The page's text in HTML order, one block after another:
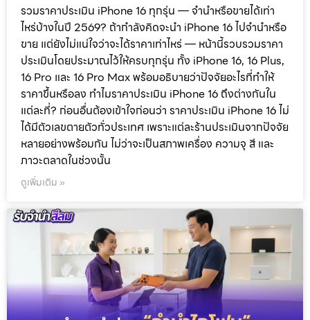
รวมราคาประเมิน iPhone 16 ทุกรุ่น — จำนำหรือขายได้เท่า
ไหร่บ้างในปี 2569? ถ้ากำลังคิดจะนำ iPhone 16 ไปจำนำหรือ
ขาย แต่ยังไม่แน่ใจว่าจะได้ราคาเท่าไหร่ — หน้านี้รวบรวมราคา
ประเมินโดยประมาณไว้ให้ครบทุกรุ่น ทั้ง iPhone 16, 16 Plus,
16 Pro และ 16 Pro Max พร้อมอธิบายว่าปัจจัยอะไรที่ทำให้
ราคาขึ้นหรือลง ทำไมราคาประเมิน iPhone 16 ถึงต่างกันใน
แต่ละที่? ก่อนอื่นต้องเข้าใจก่อนว่า ราคาประเมิน iPhone 16 ไม่
ได้มีตัวเลขตายตัวทั่วประเทศ เพราะแต่ละร้านประเมินจากปัจจัย
หลายอย่างพร้อมกัน ไม่ว่าจะเป็นสภาพเครื่อง ความจุ สี และ
ภาวะตลาดในช่วงนั้น
ดูเพิ่มเติม »